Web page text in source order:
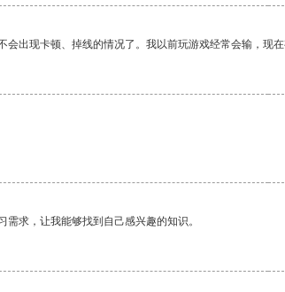
出现卡顿、掉线的情况了。我以前玩游戏经常会输，现
求，让我能够找到自己感兴趣的知识。